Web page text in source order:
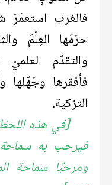
فالغرب استعمَرَ
حرَمَها العِلْمَ
والتقدّم
فأفقرها وجَهّلها
التزكية.
[في هذه
فيرحب به سماحة
ومرحبًا سماحة